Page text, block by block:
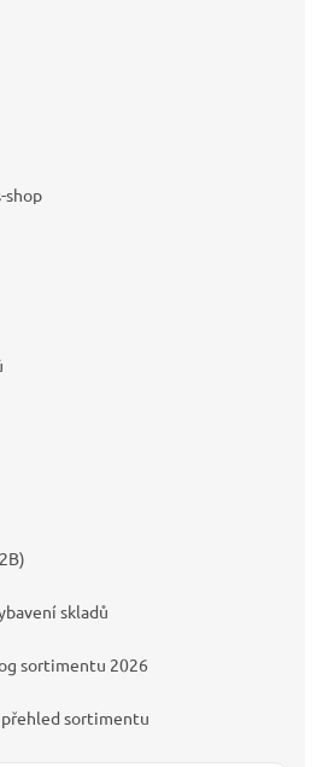
shop
skladů
sortimentu 2026
přehled sortimentu